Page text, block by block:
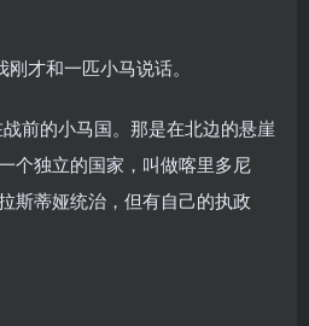
才和一匹小马说话。
前的小马国。那是在北边的悬崖
个独立的国家，叫做喀里多尼
斯蒂娅统治，但有自己的执政